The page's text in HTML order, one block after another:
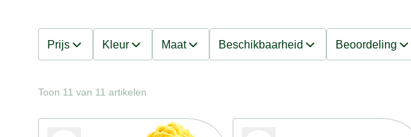
Prijs Kleur Maat Beschikbaarheid Beoordeling
Toon 11 van 11 artikelen